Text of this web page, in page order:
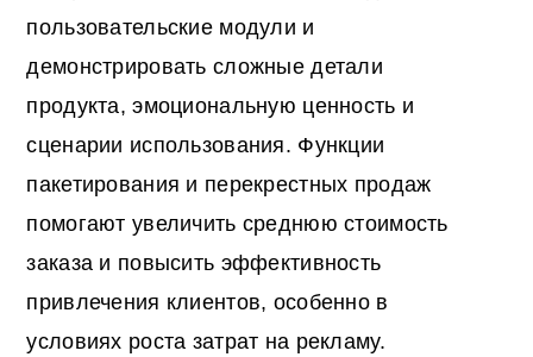
пользовательские модули и
демонстрировать сложные детали
продукта, эмоциональную ценность и
сценарии использования. Функции
пакетирования и перекрестных продаж
помогают увеличить среднюю стоимость
заказа и повысить эффективность
привлечения клиентов, особенно в
условиях роста затрат на рекламу.